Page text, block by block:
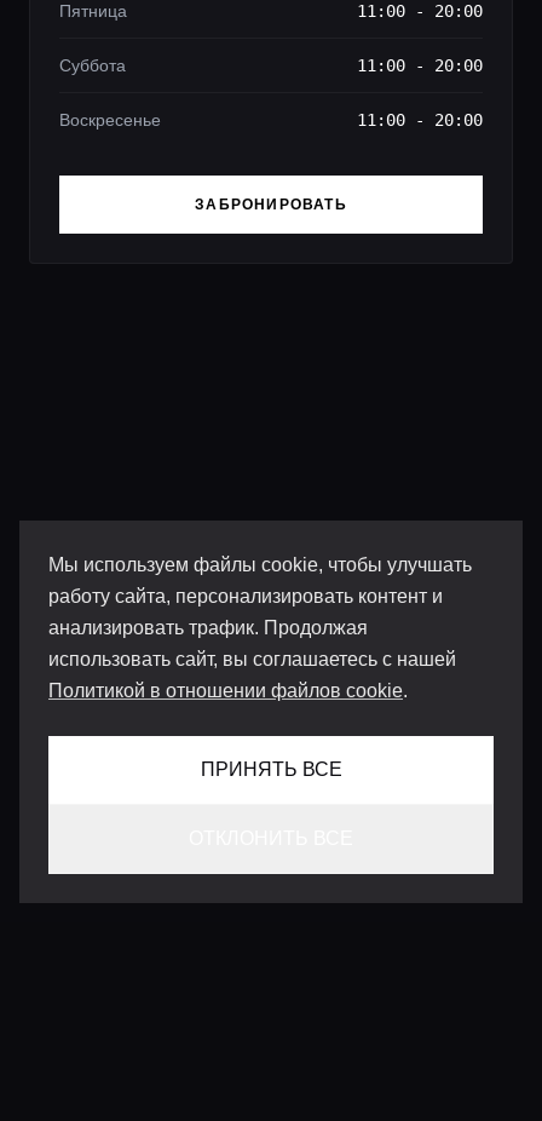
Мы используем файлы cookie, чтобы улучшать
работу сайта, персонализировать контент и
анализировать трафик. Продолжая
использовать сайт, вы соглашаетесь с нашей
Политикой в отношении файлов cookie.
ПРИНЯТЬ ВСЕ
Пятница 11:00 - 20:00
Суббота 11:00 - 20:00
Воскресенье 11:00 - 20:00
ЗАБРОНИРОВАТЬ